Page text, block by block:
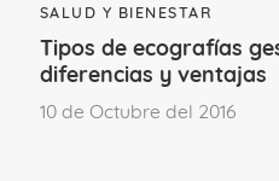
- Impaciencia.
- Intranquilidad.
SALUD Y BIENESTAR
Tipos de ecografías
diferencias y ventajas
10 de Octubre del 2016